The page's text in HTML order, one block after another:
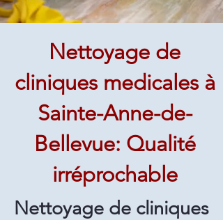
Nettoyage de
cliniques medicales à
Sainte-Anne-de-
Bellevue: Qualité
irréprochable
Nettoyage de cliniques